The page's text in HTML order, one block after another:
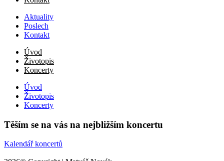
Aktuality
Poslech
Kontakt
Úvod
Životopis
Koncerty
Úvod
Životopis
Koncerty
Těším se na vás na nejbližším koncertu
Kalendář koncertů